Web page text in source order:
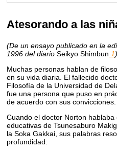
Atesorando a las
(De un ensayo publicado en la
1996 del diarioSeikyo Shimbun 1)
Muchas personas hablan de
en su vida diaria. El fallecido
Filosofía de la Universidad de
fue una persona que puso en
de acuerdo con sus convicciones.
Cuando el doctor Norton
educativas de Tsunesaburo
la Soka Gakkai, sus palabras
profundidad: